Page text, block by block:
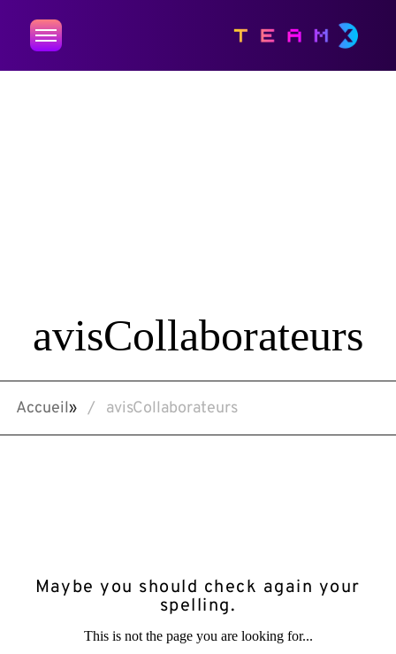
avisCollaborateurs
Accueil» avisCollaborateurs
Maybe you should check again your
spelling.
This is not the page you are looking for...